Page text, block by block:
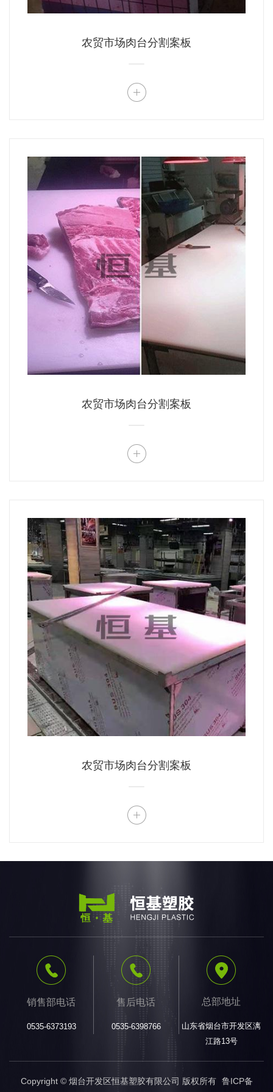
农贸市场肉台分割案板
农贸市场肉台分割案板
农贸市场肉台分割案板
销售部电话
0535-6373193
售后电话
0535-6398766
总部地址
山东省烟台市开发区漓
江路13号
Copyright © 烟台开发区恒基塑胶有限公司 版权所有 鲁ICP备